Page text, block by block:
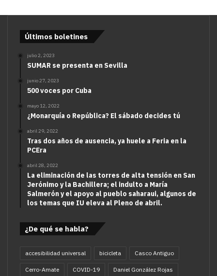
Últimos boletines
julio 2, 2023
SUMAR se presenta en Sevilla
junio 27, 2023
500 voces por Cuba
mayo 12, 2022
¿Monarquía o República? El sábado decides tú
abril 29, 2022
Tras dos años de ausencia, ya huele a Feria en la
PCEra
abril 28, 2022
La eliminación de las torres de alta tensión en San
Jerónimo y la Bachillera; el indulto a María
Salmerón y el apoyo al pueblo saharaui, algunos de
los temas que IU eleva al Pleno de abril.
¿De qué se habla?
accesibilidad universal bicicleta Casco Antiguo
Cerro-Amate COVID-19 Daniel González Rojas